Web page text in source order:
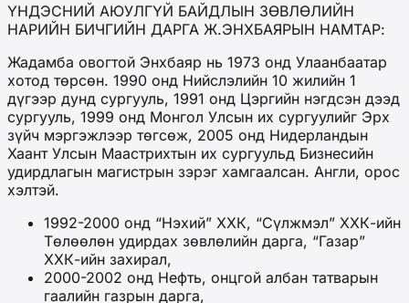
ҮНДЭСНИЙ АЮУЛГҮЙ БАЙДЛЫН ЗӨВЛӨЛИЙН
НАРИЙН БИЧГИЙН ДАРГА Ж.ЭНХБАЯРЫН НАМТАР:
Жадамба овогтой Энхбаяр нь 1973 онд Улаанбаатар
хотод төрсөн. 1990 онд Нийслэлийн 10 жилийн 1
дүгээр дунд сургууль, 1991 онд Цэргийн нэгдсэн дээд
сургууль, 1999 онд Монгол Улсын их сургуулийг Эрх
зүйч мэргэжлээр төгсөж, 2005 онд Нидерландын
Хаант Улсын Маастрихтын их сургуульд Бизнесийн
удирдлагын магистрын зэрэг хамгаалсан. Англи, орос
хэлтэй.
1992-2000 онд “Нэхий” ХХК, “Сүлжмэл” ХХК-ийн
Төлөөлөн удирдах зөвлөлийн дарга, “Газар”
ХХК-ийн захирал,
2000-2002 онд Нефть, онцгой албан татварын
гаалийн газрын дарга,